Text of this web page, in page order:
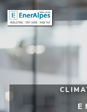
Panneau de gestion des